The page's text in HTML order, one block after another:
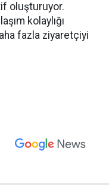
oluşturuyor.
kolaylığı
fazla ziyaretçiyi